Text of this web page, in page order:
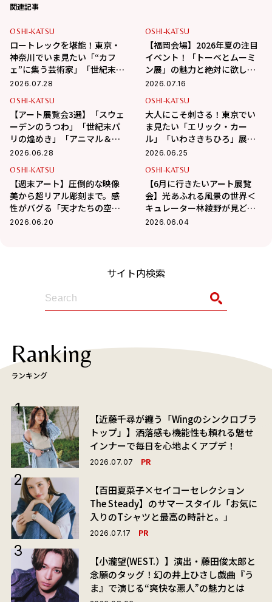
関連記事
OSHI-KATSU
ロートレックを堪能！東京・
神奈川でいま見たい「“カフ
ェ”に集う芸術家」「世紀末パ
リの煌めき」展
2026.07.28
OSHI-KATSU
【福岡会場】2026年夏の注目
イベント！「トーベとムーミ
ン展」の魅力と絶対に欲しい
お土産グッズをガチ推薦
2026.07.16
OSHI-KATSU
【アート展覧会3選】「スウェ
ーデンのうつわ」「世紀末パ
リの煌めき」「アニマル＆モ
ンスター」世界のアートを堪
2026.06.28
OSHI-KATSU
大人にこそ刺さる！東京でい
ま見たい「エリック・カー
ル」「いわさきちひろ」展。
あの名作原画に会いに行こう
2026.06.25
OSHI-KATSU
【週末アート】圧倒的な映像
美から超リアル彫刻まで。感
性がバグる「天才たちの空
間」3選
2026.06.20
OSHI-KATSU
【6月に行きたいアート展覧
会】光あふれる風景の世界＜
キュレーター林綾野が見どこ
ろを語る＞
2026.06.04
サイト内検索
Ranking
ランキング
【近藤千尋が纏う「Wingのシンクロブラ
トップ」】洒落感も機能性も頼れる魅せ
インナーで毎日を心地よくアプデ！
2026.07.07 PR
【百田夏菜子×セイコーセレクション
The Steady】のサマースタイル「お気に
入りのTシャツと最高の時計と。」
2026.07.17 PR
【小瀧望(WEST.）】演出・藤田俊太郎と
念願のタッグ！幻の井上ひさし戯曲『う
ま』で演じる“爽快な悪人”の魅力とは